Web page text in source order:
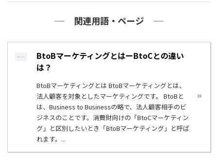
関連用語・ページ
BtoBマーケティングとはーBtoCとの違い
は？
BtoBマーケティングとは BtoBマーケティングとは、
法人顧客を対象としたマーケティングです。 BtoBと
は、Business to Businessの略で、法人顧客相手のビ
ジネスのことです。消費財向けの「BtoCマーケティン
グ」と区別したいとき「BtoBマーケティング」と呼ば
れます。...